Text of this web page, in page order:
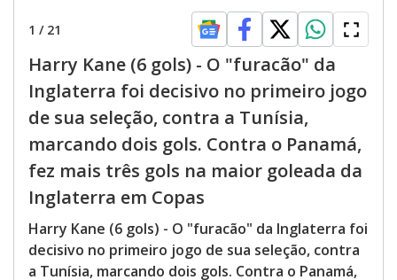
1 / 21
Harry Kane (6 gols) - O "furacão" da
Inglaterra foi decisivo no primeiro jogo
de sua seleção, contra a Tunísia,
marcando dois gols. Contra o Panamá,
fez mais três gols na maior goleada da
Inglaterra em Copas
Harry Kane (6 gols) - O "furacão" da Inglaterra foi
decisivo no primeiro jogo de sua seleção, contra
a Tunísia, marcando dois gols. Contra o Panamá,